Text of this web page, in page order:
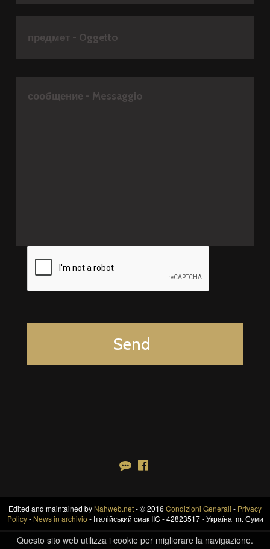
Edited and maintained by Nahweb.net- © 2016 Condizioni Generali - Privacy
Policy- News in archivio - Італійський смак IIC - 42823517 - Україна m. Суми
Questo sito web utilizza i cookie per migliorare la navigazione.